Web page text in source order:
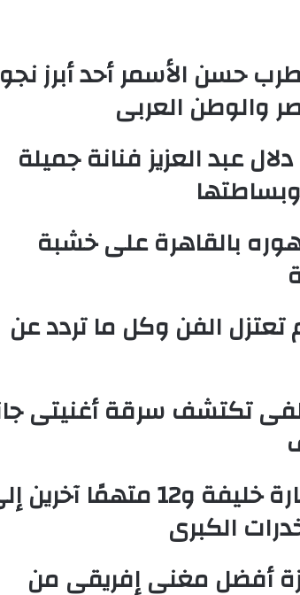
لرحيل المطرب حسن الأسمر أحد أبرز
والوطن العربى
عبد العزيز فنانة جميلة
بالقاهرة على خشبة
الفن وكل ما تردد عن
مصطفى تكتشف سرقة أغنيتى
إحالة أوراق المذيعة سارة خليفة و12 متهمًا
الكبرى
أفضل مغنى إفريقى من